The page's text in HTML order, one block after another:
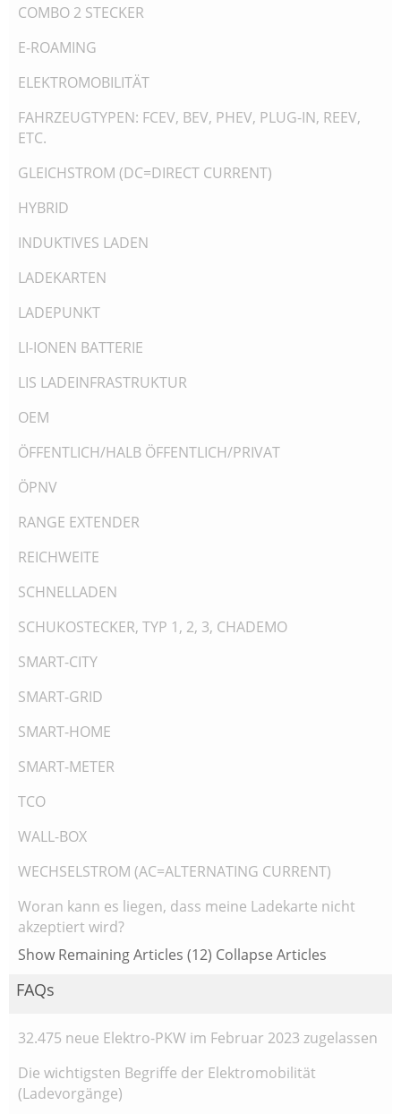
COMBO 2 STECKER
E-ROAMING
ELEKTROMOBILITÄT
FAHRZEUGTYPEN: FCEV, BEV, PHEV, PLUG-IN, REEV,
ETC.
GLEICHSTROM (DC=DIRECT CURRENT)
HYBRID
INDUKTIVES LADEN
LADEKARTEN
LADEPUNKT
LI-IONEN BATTERIE
LIS LADEINFRASTRUKTUR
OEM
ÖFFENTLICH/HALB ÖFFENTLICH/PRIVAT
ÖPNV
RANGE EXTENDER
REICHWEITE
SCHNELLADEN
SCHUKOSTECKER, TYP 1, 2, 3, CHADEMO
SMART-CITY
SMART-GRID
SMART-HOME
SMART-METER
TCO
WALL-BOX
WECHSELSTROM (AC=ALTERNATING CURRENT)
Woran kann es liegen, dass meine Ladekarte nicht
akzeptiert wird?
Show Remaining Articles (12) Collapse Articles
FAQs
32.475 neue Elektro-PKW im Februar 2023 zugelassen
Die wichtigsten Begriffe der Elektromobilität
(Ladevorgänge)